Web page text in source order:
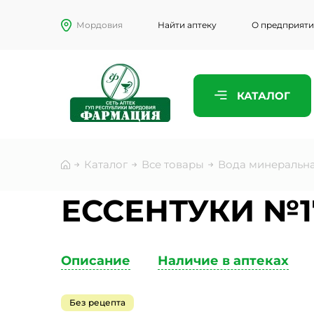
Мордовия Найти аптеку О
КАТАЛОГ
Каталог Все товары Вода
ЕССЕНТУКИ
Описание Наличие в аптеках
Без рецепта